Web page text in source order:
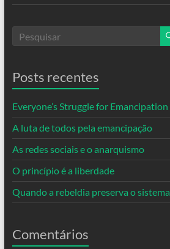
Posts recentes
Everyone’s Struggle for Emancipation
A luta de todos pela emancipação
As redes sociais e o anarquismo
O princípio é a liberdade
Quando a rebeldia preserva o sistema
Comentários